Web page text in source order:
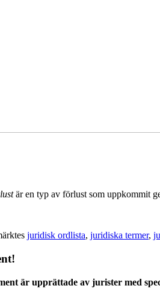
är en typ av förlust som uppkommit
juridisk ordlista, juridiska termer,
är upprättade av jurister med